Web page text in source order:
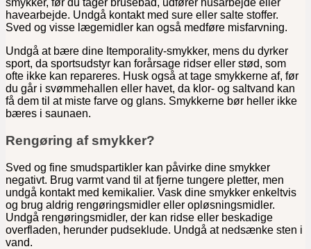
smykker, før du tager brusebad, udfører husarbejde eller
havearbejde. Undgå kontakt med sure eller salte stoffer.
Sved og visse lægemidler kan også medføre misfarvning.
Undgå at bære dine Itemporality-smykker, mens du dyrker
sport, da sportsudstyr kan forårsage ridser eller stød, som
ofte ikke kan repareres. Husk også at tage smykkerne af, før
du går i svømmehallen eller havet, da klor- og saltvand kan
få dem til at miste farve og glans. Smykkerne bør heller ikke
bæres i saunaen.
Rengøring af smykker?
Sved og fine smudspartikler kan påvirke dine smykker
negativt. Brug varmt vand til at fjerne tungere pletter, men
undgå kontakt med kemikalier. Vask dine smykker enkeltvis
og brug aldrig rengøringsmidler eller opløsningsmidler.
Undgå rengøringsmidler, der kan ridse eller beskadige
overfladen, herunder pudseklude. Undgå at nedsænke sten i
vand.